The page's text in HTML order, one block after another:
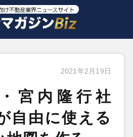
2021年2月19日
宮内隆行社
由に使える